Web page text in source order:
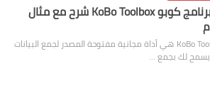
ما هو برنامج كوبو KoBo Toolbox شرح مع مثال
ما هو KoBo Toolbox ؟ KoBo Toolbox هي أداة مجانية مفتوحة المصدر لجمع البيانات
يسمح لك بجمع …